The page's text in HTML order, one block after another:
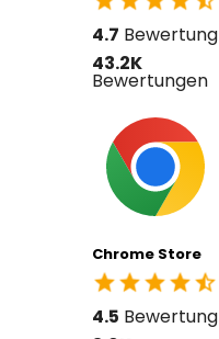
4.7 Bewertung
43.2K
Bewertungen
Chrome Store
4.5 Bewertung